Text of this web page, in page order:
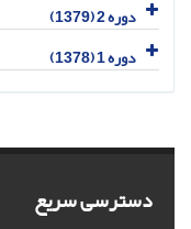
دوره 2 (1379)
دوره 1 (1378)
دسترسی سریع